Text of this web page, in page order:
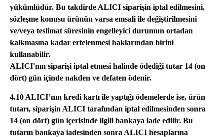
yükümlüdür. Bu takdirde ALICI siparişin iptal edilmesini,
sözleşme konusu ürünün varsa emsali ile değiştirilmesini
ve/veya teslimat süresinin engelleyici durumun ortadan
kalkmasına kadar ertelenmesi haklarından birini
kullanabilir.
ALICI'nın siparişi iptal etmesi halinde ödediği tutar 14 (on
dört) gün içinde nakden ve defaten ödenir.
4.10 ALICI’nın kredi kartı ile yaptığı ödemelerde ise, ürün
tutarı, siparişin ALICI tarafından iptal edilmesinden sonra
14 (on dört) gün içerisinde ilgili bankaya iade edilir. Bu
tutarın bankaya iadesinden sonra ALICI hesaplarına